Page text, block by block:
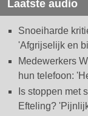
Laatste audio
Snoeiharde
'Afgrijselijk en
Medewerkers
hun telefoon:
Is stoppen met
Efteling?